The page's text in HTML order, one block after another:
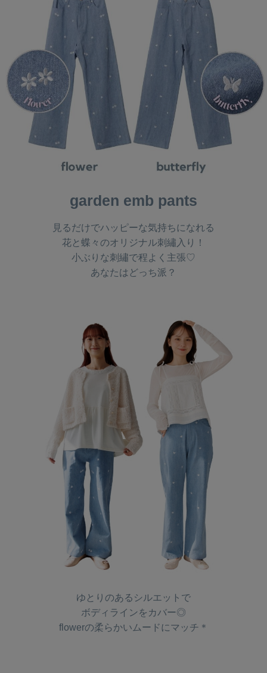
garden emb pants
見るだけでハッピーな気持ちになれる
花と蝶々のオリジナル刺繡入り！
小ぶりな刺繡で程よく主張♡
あなたはどっち派？
ゆとりのあるシルエットで
ボディラインをカバー◎
flowerの柔らかいムードにマッチ＊